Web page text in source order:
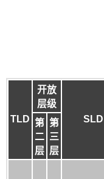
TLD
开放
层级
SLD
第
二
层
第
三
层